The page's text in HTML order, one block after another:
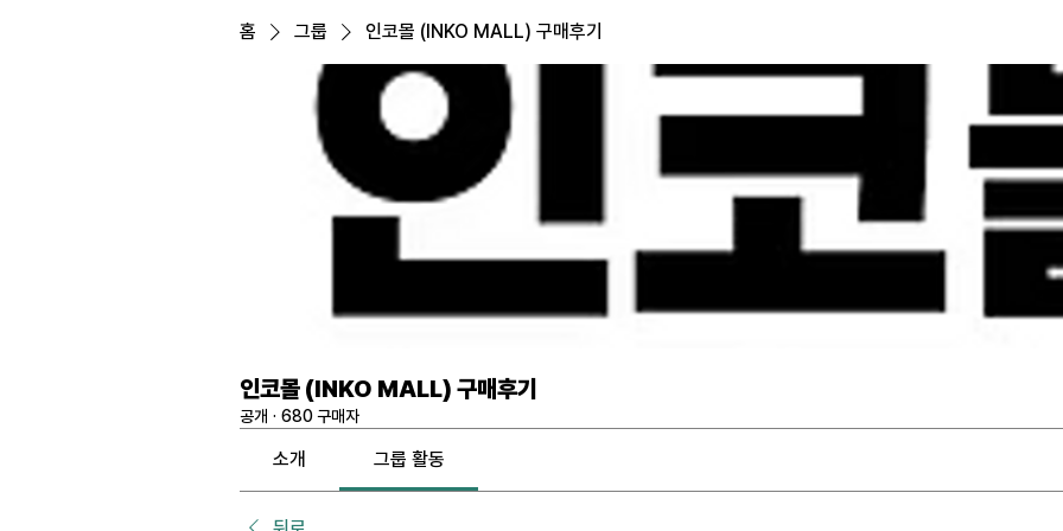
홈 그룹 인코몰 (INKO MALL) 구매후기
인코몰 (INKO MALL) 구매후기
공개 · 680 구매자
소개 그룹 활동